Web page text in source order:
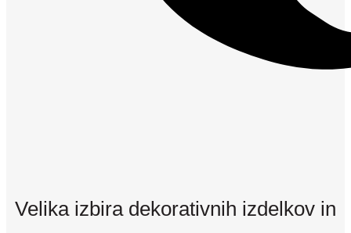
Velika izbira dekorativnih izdelkov in